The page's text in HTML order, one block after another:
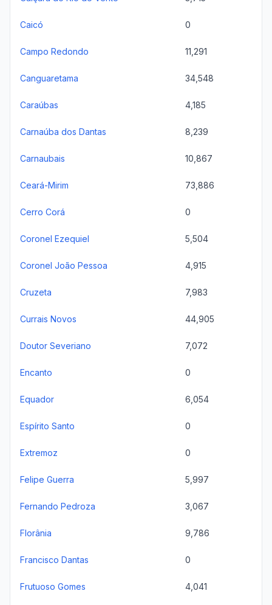
Caicó 0
Campo Redondo 11,291
Canguaretama 34,548
Caraúbas 4,185
Carnaúba dos Dantas 8,239
Carnaubais 10,867
Ceará-Mirim 73,886
Cerro Corá 0
Coronel Ezequiel 5,504
Coronel João Pessoa 4,915
Cruzeta 7,983
Currais Novos 44,905
Doutor Severiano 7,072
Encanto 0
Equador 6,054
Espírito Santo 0
Extremoz 0
Felipe Guerra 5,997
Fernando Pedroza 3,067
Florânia 9,786
Francisco Dantas 0
Frutuoso Gomes 4,041